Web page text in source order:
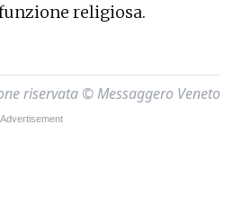
religiosa.
riservata © Messaggero Veneto